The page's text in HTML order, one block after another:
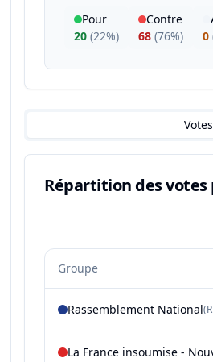
Pour
20 (22%)
Contre
68 (76%)
0
Répartition des
Groupe
Rassemblement National(
La France insoumise -